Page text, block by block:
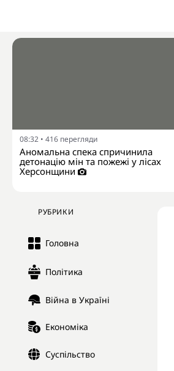
08:32 • 416 перегляди
Аномальна спека спричинила
детонацію мін та пожежі у лісах
Херсонщини
РУБРИКИ
Головна
Політика
Війна в Україні
Економіка
Суспільство